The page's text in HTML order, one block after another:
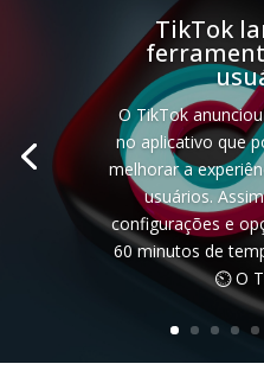
TikTok
O TikTok
no aplicativo que
melhorar a
usuários.
configurações e
60 minutos de
⏲️ O